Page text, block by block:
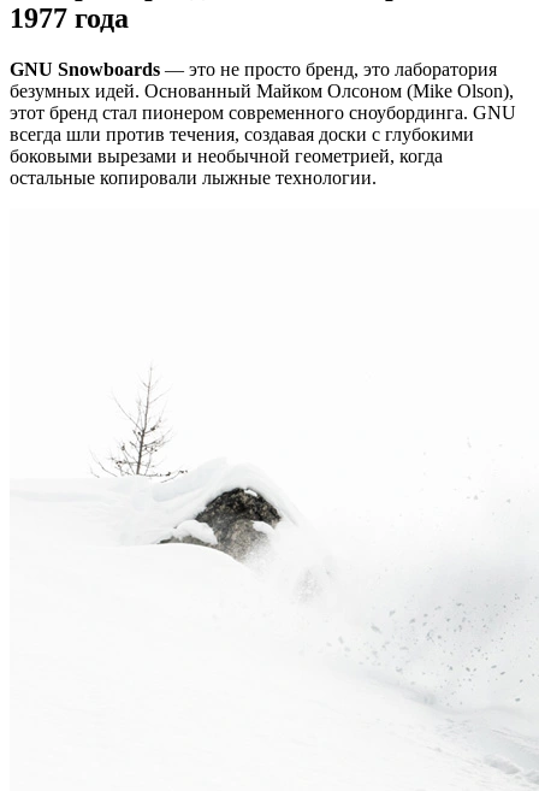
1977 года
GNU Snowboards — это не просто бренд, это лаборатория
безумных идей. Основанный Майком Олсоном (Mike Olson),
этот бренд стал пионером современного сноубординга. GNU
всегда шли против течения, создавая доски с глубокими
боковыми вырезами и необычной геометрией, когда
остальные копировали лыжные технологии.